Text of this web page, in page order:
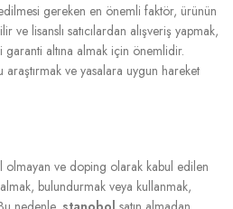
gereken en önemli faktör, ürünün
lisanslı satıcılardan alışveriş yapmak,
altına almak için önemlidir.
ve yasalara uygun hareket
olmayan ve doping olarak kabul edilen
almak, bulundurmak veya kullanmak,